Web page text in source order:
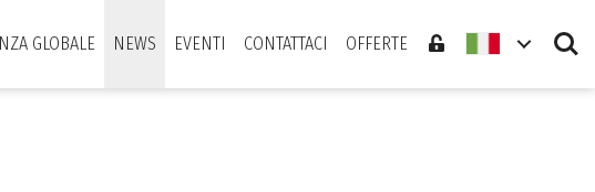
GLOBALE NEWS EVENTI CONTATTACI OFFERTE Search